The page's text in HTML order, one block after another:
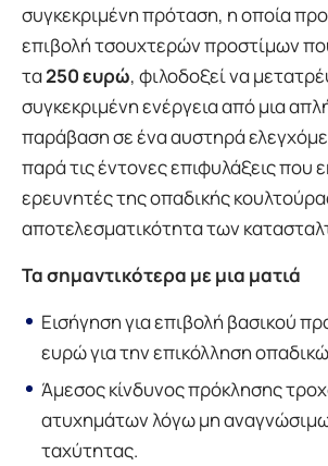
συγκεκριμένη πρόταση, η οποία
επιβολή τσουχτερών προστίμων
τα250 ευρώ, φιλοδοξεί να
συγκεκριμένη ενέργεια από μια
παράβαση σε ένα αυστηρά
παρά τις έντονες επιφυλάξεις που
ερευνητές της οπαδικής
αποτελεσματικότητα των
Τα σημαντικότερα με μια ματιά
Εισήγηση για επιβολή βασικού
ευρώ για την επικόλληση
Άμεσος κίνδυνος πρόκλησης
ατυχημάτων λόγω μη
ταχύτητας.